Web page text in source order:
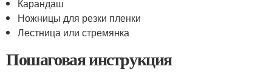
Карандаш
Ножницы для резки пленки
Лестница или стремянка
Пошаговая инструкция